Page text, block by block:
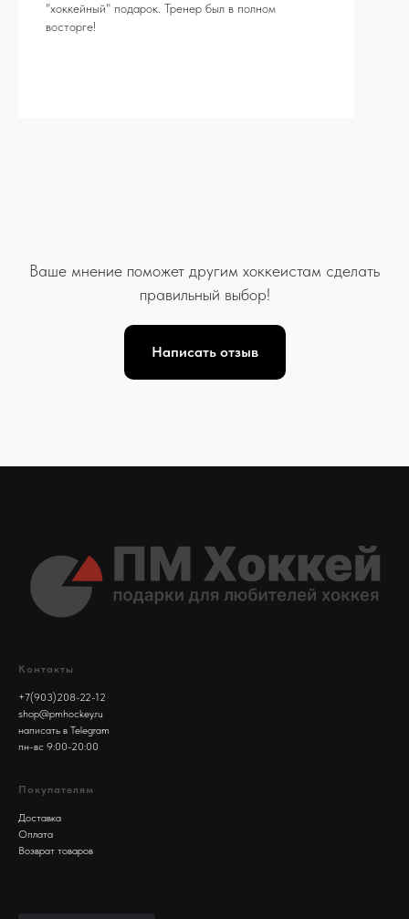
"хоккейный" подарок. Тренер был в полном
восторге!
Ваше мнение поможет другим хоккеистам сделать
правильный выбор!
Написать отзыв
Контакты
+7(903)208-22-12
shop@pmhockey.ru
написать в Telegram
пн-вс 9:00-20:00
Покупателям
Доставка
Оплата
Возврат товаров